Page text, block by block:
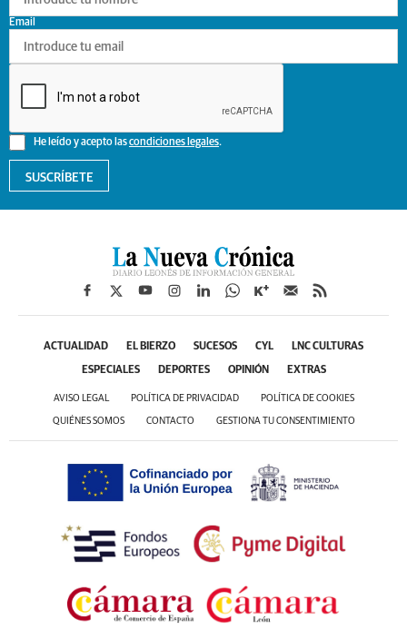
He leído y acepto lascondiciones legales.
Email
SUSCRÍBETE
ACTUALIDAD EL BIERZO SUCESOS CYL LNC CULTURAS
ESPECIALES DEPORTES OPINIÓN EXTRAS
AVISO LEGAL POLÍTICA DE PRIVACIDAD POLÍTICA DE COOKIES
QUIÉNES SOMOS CONTACTO GESTIONA TU CONSENTIMIENTO